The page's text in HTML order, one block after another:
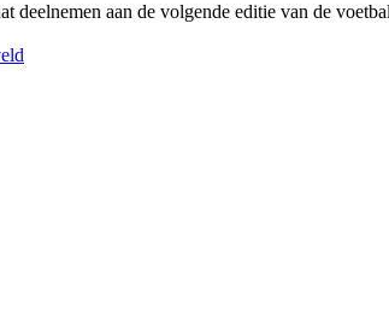
deelnemen aan de volgende editie van de